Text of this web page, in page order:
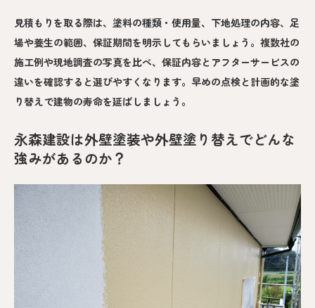
見積もりを取る際は、塗料の種類・使用量、下地処理の内容、足
場や養生の範囲、保証期間を明示してもらいましょう。複数社の
施工例や現地調査の写真を比べ、保証内容とアフターサービスの
違いを確認すると選びやすくなります。早めの点検と計画的な塗
り替えで建物の寿命を延ばしましょう。
永森建設は外壁塗装や外壁塗り替えでどんな
強みがあるのか？